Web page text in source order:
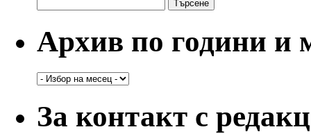
за:
Архив по години и
Архив
и
месеци
За контакт с